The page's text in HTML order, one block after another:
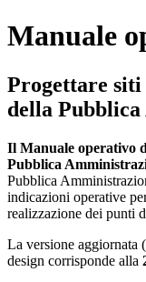
Manuale
Progettare
della
Il Manuale operativo
Pubblica
Pubblica
indicazioni operative
realizzazione dei punti
La versione aggiornata
design corrisponde alla